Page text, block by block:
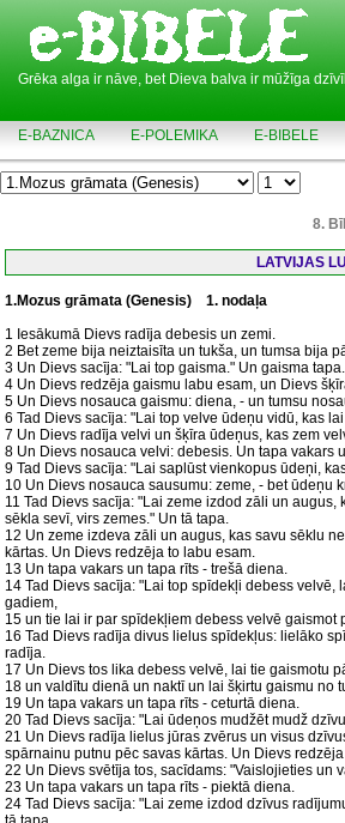
Grēka alga ir nāve, bet Dieva balva ir mūžīga
E-BAZNICA E-POLEMIKA E-BIBELE
8.
LATVIJAS
1.Mozus grāmata (Genesis)
1. nodaļa
1 Iesākumā Dievs radīja debesis un zemi.
2 Bet zeme bija neiztaisīta un tukša, un tumsa bija
3 Un Dievs sacīja: "Lai top gaisma." Un gaisma tapa.
4 Un Dievs redzēja gaismu labu esam, un Dievs
5 Un Dievs nosauca gaismu: diena, - un tumsu
6 Tad Dievs sacīja: "Lai top velve ūdeņu vidū, kas
7 Un Dievs radīja velvi un šķīra ūdeņus, kas zem
8 Un Dievs nosauca velvi: debesis. Un tapa vakars
9 Tad Dievs sacīja: "Lai saplūst vienkopus ūdeņi,
10 Un Dievs nosauca sausumu: zeme, - bet ūdeņu
11 Tad Dievs sacīja: "Lai zeme izdod zāli un
sēkla sevī, virs zemes." Un tā tapa.
12 Un zeme izdeva zāli un augus, kas savu sēklu
kārtas. Un Dievs redzēja to labu esam.
13 Un tapa vakars un tapa rīts - trešā diena.
14 Tad Dievs sacīja: "Lai top spīdekļi debess
gadiem,
15 un tie lai ir par spīdekļiem debess velvē gaismot
16 Tad Dievs radīja divus lielus spīdekļus: lielāko
radīja.
17 Un Dievs tos lika debess velvē, lai tie gaismotu
18 un valdītu dienā un naktī un lai šķirtu gaismu no
19 Un tapa vakars un tapa rīts - ceturtā diena.
20 Tad Dievs sacīja: "Lai ūdeņos mudžēt mudž
21 Un Dievs radīja lielus jūras zvērus un visus
spārnainu putnu pēc savas kārtas. Un Dievs
22 Un Dievs svētīja tos, sacīdams: "Vaislojieties
23 Un tapa vakars un tapa rīts - piektā diena.
24 Tad Dievs sacīja: "Lai zeme izdod dzīvus